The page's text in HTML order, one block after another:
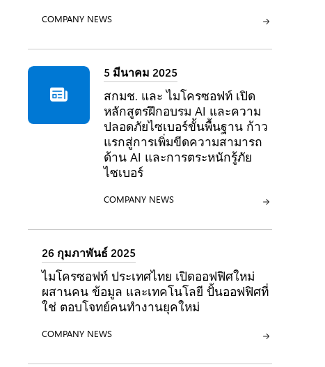
ประเภท:
COMPANY NEWS
5 มีนาคม 2025
สกมช. และ ไมโครซอฟท์ เปิด
หลักสูตรฝึกอบรม AI และความ
ปลอดภัยไซเบอร์ขั้นพื้นฐาน ก้าว
แรกสู่การเพิ่มขีดความสามารถ
ด้าน AI และการตระหนักรู้ภัย
ไซเบอร์
ประเภท:
COMPANY NEWS
26 กุมภาพันธ์ 2025
ไมโครซอฟท์ ประเทศไทย เปิดออฟฟิศใหม่
ผสานคน ข้อมูล และเทคโนโลยี ปั้นออฟฟิศที่
ใช่ ตอบโจทย์คนทำงานยุคใหม่
ประเภท:
COMPANY NEWS